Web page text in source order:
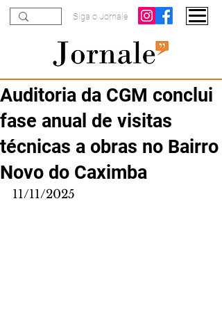
Siga o Jornale
Auditoria da CGM conclui
fase anual de visitas
técnicas a obras no Bairro
Novo do Caximba
11/11/2025